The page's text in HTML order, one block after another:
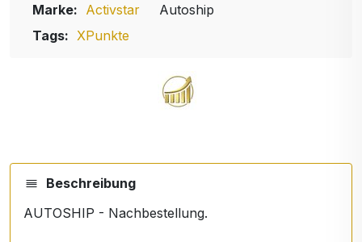
Marke: Activstar
Autoship
Tags: XPunkte
Beschreibung
AUTOSHIP - Nachbestellung.